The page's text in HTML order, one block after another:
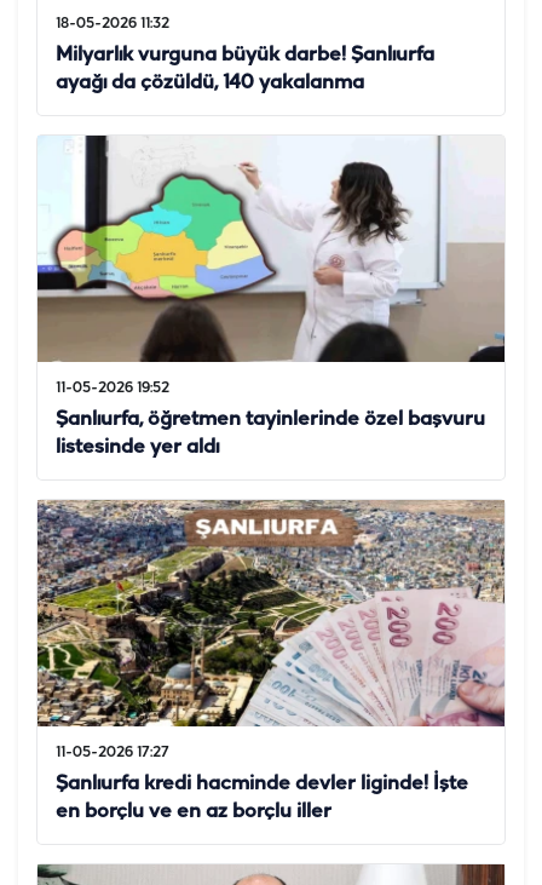
18-05-2026 11:32
Milyarlık vurguna büyük darbe! Şanlıurfa
ayağı da çözüldü, 140 yakalanma
11-05-2026 19:52
Şanlıurfa, öğretmen tayinlerinde özel başvuru
listesinde yer aldı
11-05-2026 17:27
Şanlıurfa kredi hacminde devler liginde! İşte
en borçlu ve en az borçlu iller